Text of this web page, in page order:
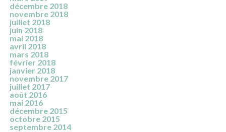
décembre 2018
novembre 2018
juillet 2018
juin 2018
mai 2018
avril 2018
mars 2018
février 2018
janvier 2018
novembre 2017
juillet 2017
août 2016
mai 2016
décembre 2015
octobre 2015
septembre 2014